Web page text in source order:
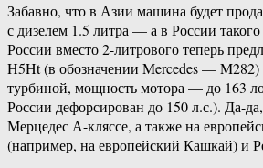
Забавно, что в Азии машина будет
с дизелем 1.5 литра — а в России
России вместо 2-литрового теперь
H5Ht (в обозначении Mercedes —
турбиной, мощность мотора — до 163
России дефорсирован до 150 л.с.). Да-
Мерцедес А-кляссе, а также на
(например, на европейский Кашкай) и